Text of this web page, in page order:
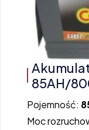
85AH/
Pojemność:
Moc